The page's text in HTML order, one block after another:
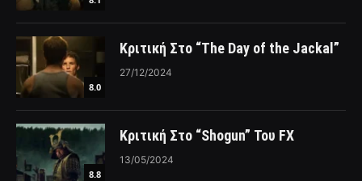
8.0
Κριτική Στο “The Day of the Jackal”
27/12/2024
8.8
Κριτική Στο “Shogun” Του FX
13/05/2024